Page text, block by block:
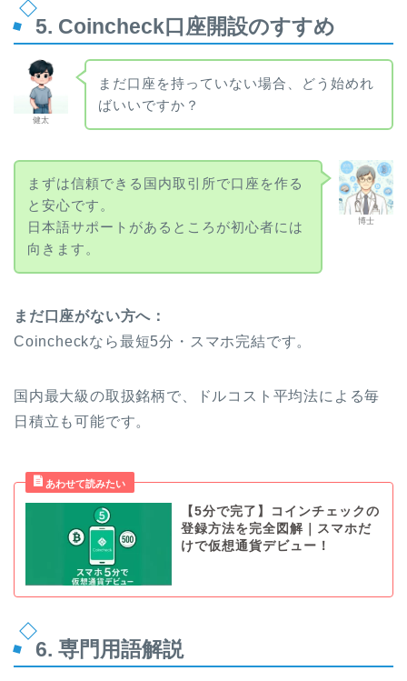
5. Coincheck口座開設のすすめ
健太
まだ口座を持っていない場合、どう始めれ
ばいいですか？
博士
まずは信頼できる国内取引所で口座を作る
と安心です。
日本語サポートがあるところが初心者には
向きます。
まだ口座がない方へ：
Coincheckなら最短5分・スマホ完結です。
国内最大級の取扱銘柄で、ドルコスト平均法による毎
日積立も可能です。
【5分で完了】コインチェックの
登録方法を完全図解｜スマホだ
けで仮想通貨デビュー！
6. 専門用語解説